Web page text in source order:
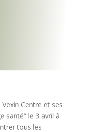
Centre et ses
santé” le 3 avril à
tous les